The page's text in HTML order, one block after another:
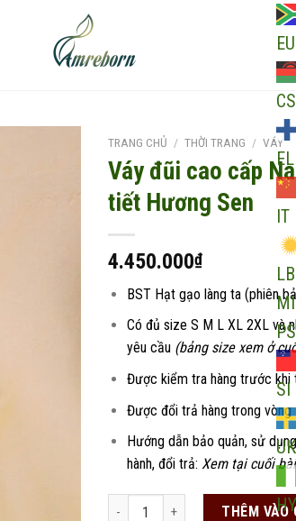
EU
CS
EL
IT
LB
MI
PS
SI
UK
HY
TRANG CHỦ / THỜI TRANG / VÁY
Váy đũi cao cấp
tiết Hương Sen
4.450.000₫
BST Hạt gạo làng ta (phiên
Có đủ size S M L XL 2XL và
yêu cầu (bảng size xem ở
Được kiểm tra hàng trước khi
Được đổi trả hàng trong vòng
Hướng dẫn bảo quản, sử
hành, đổi trả: Xem tại cuối
Váy đũi cao cấp Nam Cao họa tiết
THÊM VÀO